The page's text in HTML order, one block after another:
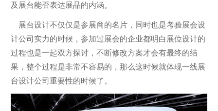
及展台能否表达展品的内涵。
展台设计不仅仅是参展商的名片，同时也是考验展会设
计公司实力的时候，参加过展会的企业都明白展位设计的
过程也是一起双方探讨，不断修改方案才会有最终的结
果，整个过程是非常不容易的，那么这时候就体现一线展
台设计公司重要性的时候了。